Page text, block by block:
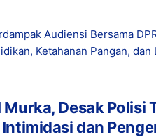
Emas 2045
Audiensi Bersama
Ketahanan Pangan,
Murka, Desak Polisi
dan